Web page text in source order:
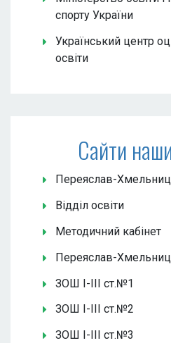
спорту України
Український центр
освіти
Сайти
Переяслав-
Відділ освіти
Методичний кабінет
Переяслав-
ЗОШ І-ІІІ ст.№1
ЗОШ І-ІІІ ст.№2
ЗОШ І-ІІІ ст.№3